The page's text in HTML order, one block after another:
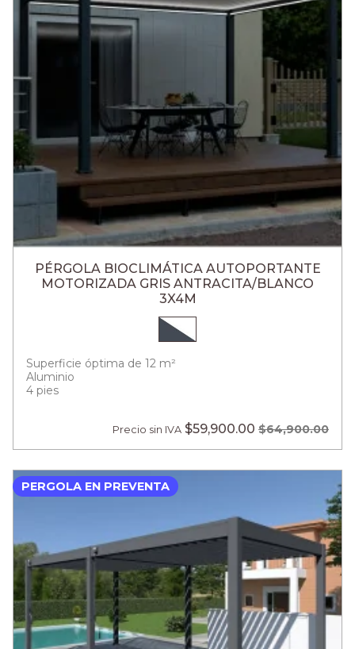
PÉRGOLA BIOCLIMÁTICA AUTOPORTANTE
MOTORIZADA GRIS ANTRACITA/BLANCO
3X4M
Superficie óptima de 12 m²
Aluminio
4 pies
Precio sin IVA $59,900.00 $64,900.00
PERGOLA EN PREVENTA